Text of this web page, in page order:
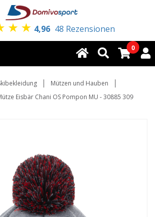
★ ★ 4,96 48 Rezensionen
0
Mützen und Hauben
Eisbär Chani OS Pompon MU - 30885 309